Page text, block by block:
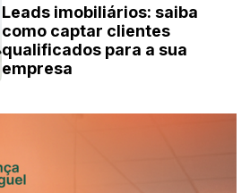
Leads imobiliários: saiba
como captar clientes
qualificados para a sua
empresa